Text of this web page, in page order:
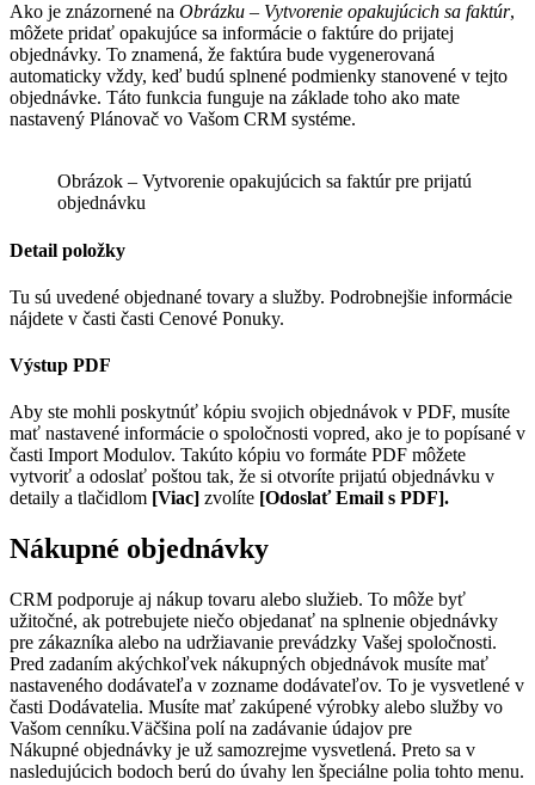
Ako je znázornené na Obrázku – Vytvorenie opakujúcich sa faktúr,
môžete pridať opakujúce sa informácie o faktúre do prijatej
objednávky. To znamená, že faktúra bude vygenerovaná
automaticky vždy, keď budú splnené podmienky stanovené v tejto
objednávke. Táto funkcia funguje na základe toho ako mate
nastavený Plánovač vo Vašom CRM systéme.
Obrázok – Vytvorenie opakujúcich sa faktúr pre prijatú
objednávku
Detail položky
Tu sú uvedené objednané tovary a služby. Podrobnejšie informácie
nájdete v časti časti Cenové Ponuky.
Výstup PDF
Aby ste mohli poskytnúť kópiu svojich objednávok v PDF, musíte
mať nastavené informácie o spoločnosti vopred, ako je to popísané v
časti Import Modulov. Takúto kópiu vo formáte PDF môžete
vytvoriť a odoslať poštou tak, že si otvoríte prijatú objednávku v
detaily a tlačidlom [Viac] zvolíte [Odoslať Email s PDF].
Nákupné objednávky
CRM podporuje aj nákup tovaru alebo služieb. To môže byť
užitočné, ak potrebujete niečo objedanať na splnenie objednávky
pre zákazníka alebo na udržiavanie prevádzky Vašej spoločnosti.
Pred zadaním akýchkoľvek nákupných objednávok musíte mať
nastaveného dodávateľa v zozname dodávateľov. To je vysvetlené v
časti Dodávatelia. Musíte mať zakúpené výrobky alebo služby vo
Vašom cenníku.Väčšina polí na zadávanie údajov pre
Nákupné objednávky je už samozrejme vysvetlená. Preto sa v
nasledujúcich bodoch berú do úvahy len špeciálne polia tohto menu.